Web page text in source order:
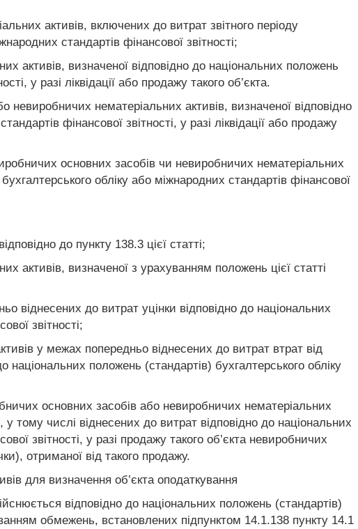
активів, включених до витрат звітного періоду
стандартів фінансової звітності;
активів, визначеної відповідно до національних положень
у разі ліквідації або продажу такого об’єкта.
нематеріальних активів, визначеної відповідно
фінансової звітності, у разі ліквідації або продажу
основних засобів чи невиробничих нематеріальних
обліку або міжнародних стандартів фінансової
до пункту 138.3 цієї статті;
активів, визначеної з урахуванням положень цієї статті
віднесених до витрат уцінки відповідно до національних
звітності;
у межах попередньо віднесених до витрат втрат від
положень (стандартів) бухгалтерського обліку
основних засобів або невиробничих нематеріальних
тому числі віднесених до витрат відповідно до національних
звітності, у разі продажу такого об’єкта невиробничих
отриманої від такого продажу.
для визначення об’єкта оподаткування
відповідно до національних положень (стандартів)
обмежень, встановлених підпунктом 14.1.138 пункту 14.1